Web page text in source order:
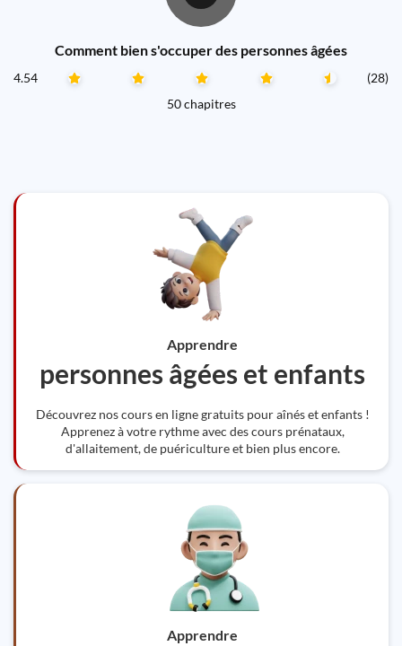
Comment bien s'occuper des personnes âgées
4.54
(28)
50 chapitres
Apprendre
personnes âgées et enfants
Découvrez nos cours en ligne gratuits pour aînés et enfants !
Apprenez à votre rythme avec des cours prénataux,
d'allaitement, de puériculture et bien plus encore.
Apprendre